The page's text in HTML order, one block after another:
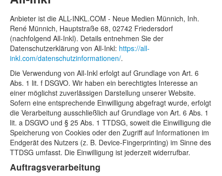
Anbieter ist die ALL-INKL.COM - Neue Medien Münnich, Inh.
René Münnich, Hauptstraße 68, 02742 Friedersdorf
(nachfolgend All-Inkl). Details entnehmen Sie der
Datenschutzerklärung von All-Inkl: https://all-
inkl.com/datenschutzinformationen/.
Die Verwendung von All-Inkl erfolgt auf Grundlage von Art. 6
Abs. 1 lit. f DSGVO. Wir haben ein berechtigtes Interesse an
einer möglichst zuverlässigen Darstellung unserer Website.
Sofern eine entsprechende Einwilligung abgefragt wurde, erfolgt
die Verarbeitung ausschließlich auf Grundlage von Art. 6 Abs. 1
lit. a DSGVO und § 25 Abs. 1 TTDSG, soweit die Einwilligung die
Speicherung von Cookies oder den Zugriff auf Informationen im
Endgerät des Nutzers (z. B. Device-Fingerprinting) im Sinne des
TTDSG umfasst. Die Einwilligung ist jederzeit widerrufbar.
Auftragsverarbeitung